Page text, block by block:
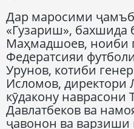
Дар маросими
«Гузариш», бахшида
Маҳмадшоев, ноиби
Федератсияи
Урунов, котиби
Исломов, директори
кӯдакону наврасони
Давлатбеков ва
ҷавонон ва варзиши